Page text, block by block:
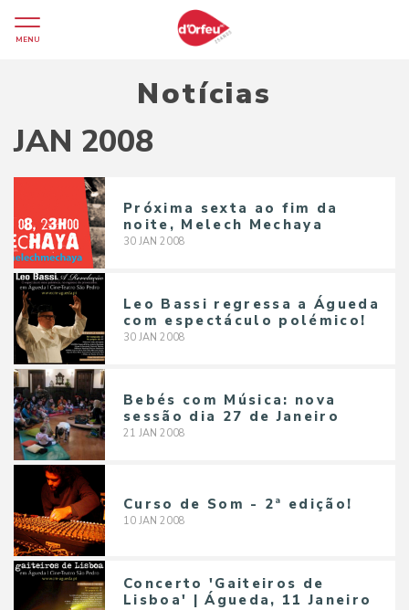
MENU
Notícias
JAN 2008
Próxima sexta ao fim da
noite, Melech Mechaya
30 JAN 2008
Leo Bassi regressa a Águeda
com espectáculo polémico!
30 JAN 2008
Bebés com Música: nova
sessão dia 27 de Janeiro
21 JAN 2008
Curso de Som - 2ª edição!
10 JAN 2008
Concerto 'Gaiteiros de
Lisboa' | Águeda, 11 Janeiro